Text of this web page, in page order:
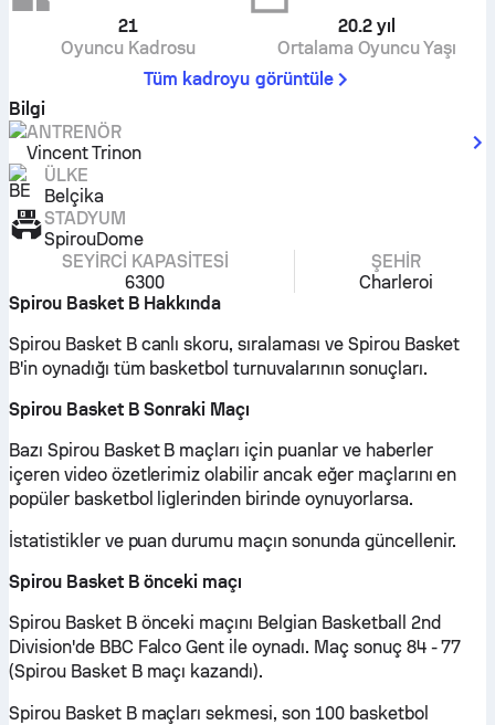
21
Oyuncu Kadrosu
20.2 yıl
Ortalama Oyuncu Yaşı
Tüm kadroyu görüntüle
Bilgi
ANTRENÖR
Vincent Trinon
ÜLKE
Belçika
STADYUM
SpirouDome
SEYIRCI KAPASITESI
6300
ŞEHIR
Charleroi
Spirou Basket B Hakkında
Spirou Basket B canlı skoru, sıralaması ve Spirou Basket
B'in oynadığı tüm basketbol turnuvalarının sonuçları.
Spirou Basket B Sonraki Maçı
Bazı Spirou Basket B maçları için puanlar ve haberler
içeren video özetlerimiz olabilir ancak eğer maçlarını en
popüler basketbol liglerinden birinde oynuyorlarsa.
İstatistikler ve puan durumu maçın sonunda güncellenir.
Spirou Basket B önceki maçı
Spirou Basket B önceki maçını Belgian Basketball 2nd
Division'de BBC Falco Gent ile oynadı. Maç sonuç 84 - 77
(Spirou Basket B maçı kazandı).
Spirou Basket B maçları sekmesi, son 100 basketbol